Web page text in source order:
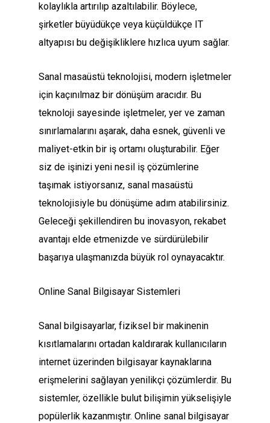
kolaylıkla artırılıp azaltılabilir. Böylece,
şirketler büyüdükçe veya küçüldükçe IT
altyapısı bu değişikliklere hızlıca uyum sağlar.
Sanal masaüstü teknolojisi, modern işletmeler
için kaçınılmaz bir dönüşüm aracıdır. Bu
teknoloji sayesinde işletmeler, yer ve zaman
sınırlamalarını aşarak, daha esnek, güvenli ve
maliyet-etkin bir iş ortamı oluşturabilir. Eğer
siz de işinizi yeni nesil iş çözümlerine
taşımak istiyorsanız, sanal masaüstü
teknolojisiyle bu dönüşüme adım atabilirsiniz.
Geleceği şekillendiren bu inovasyon, rekabet
avantajı elde etmenizde ve sürdürülebilir
başarıya ulaşmanızda büyük rol oynayacaktır.
Online Sanal Bilgisayar Sistemleri
Sanal bilgisayarlar, fiziksel bir makinenin
kısıtlamalarını ortadan kaldırarak kullanıcıların
internet üzerinden bilgisayar kaynaklarına
erişmelerini sağlayan yenilikçi çözümlerdir. Bu
sistemler, özellikle bulut bilişimin yükselişiyle
popülerlik kazanmıştır. Online sanal bilgisayar